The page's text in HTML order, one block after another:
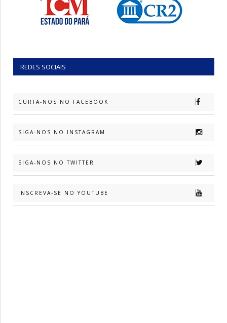
REDES SOCIAIS
CURTA-NOS NO FACEBOOK
SIGA-NOS NO INSTAGRAM
SIGA-NOS NO TWITTER
INSCREVA-SE NO YOUTUBE